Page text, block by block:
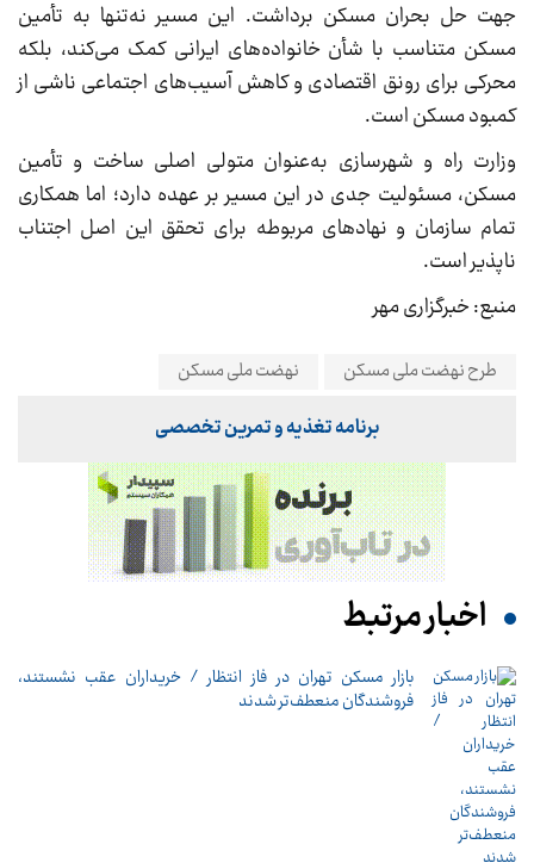
جهت حل بحران مسکن برداشت. این مسیر نه‌تنها به تأمین
مسکن متناسب با شأن خانواده‌های ایرانی کمک می‌کند، بلکه
محرکی برای رونق اقتصادی و کاهش آسیب‌های اجتماعی ناشی از
کمبود مسکن است.
وزارت راه و شهرسازی به‌عنوان متولی اصلی ساخت و تأمین
مسکن، مسئولیت جدی در این مسیر بر عهده دارد؛ اما همکاری
تمام سازمان و نهادهای مربوطه برای تحقق این اصل اجتناب
ناپذیر است.
منبع: خبرگزاری مهر
طرح نهضت ملی مسکن نهضت ملی مسکن
برنامه تغذیه و تمرین تخصصی
اخبار مرتبط
بازار مسکن تهران در فاز انتظار / خریداران عقب نشستند،
فروشندگان منعطف‌تر شدند